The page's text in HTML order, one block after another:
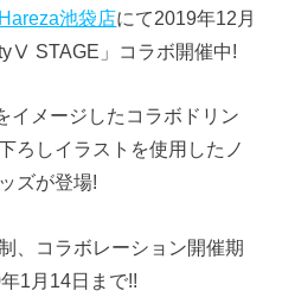
池袋店にて2019年12月
STAGE」コラボ開催中!
イメージしたコラボドリン
ろしイラストを使用したノ
ズが登場!
、コラボレーション開催期
1月14日まで!!